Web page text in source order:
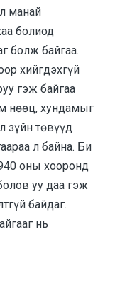
манай
болиод
болж байгаа.
хийгдэхгүй
гэж байгаа
нөөц, хундамыг
зүйн төвүүд
л байна. Би
оны хооронд
уу даа гэж
байдаг.
нь